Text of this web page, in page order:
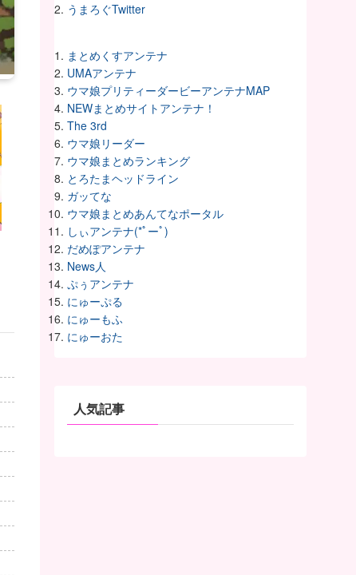
うまろぐTwitter
まとめくすアンテナ
UMAアンテナ
ウマ娘プリティーダービーアンテナMAP
NEWまとめサイトアンテナ！
The 3rd
ウマ娘リーダー
ウマ娘まとめランキング
とろたまヘッドライン
ガッてな
ウマ娘まとめあんてなポータル
しぃアンテナ(*ﾟーﾟ)
だめぽアンテナ
News人
ぷぅアンテナ
にゅーぷる
にゅーもふ
にゅーおた
人気記事